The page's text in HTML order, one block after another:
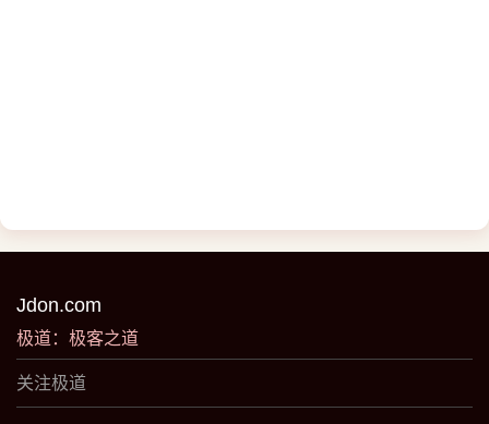
Jdon.com
极道：极客之道
关注极道